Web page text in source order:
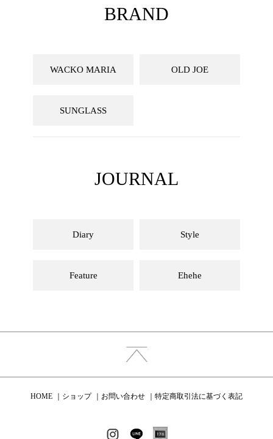
BRAND
WACKO MARIA OLD JOE
SUNGLASS
JOURNAL
Diary Style
Feature Ehehe
HOME ショップ お問い合わせ 特定商取引法に基づく表記